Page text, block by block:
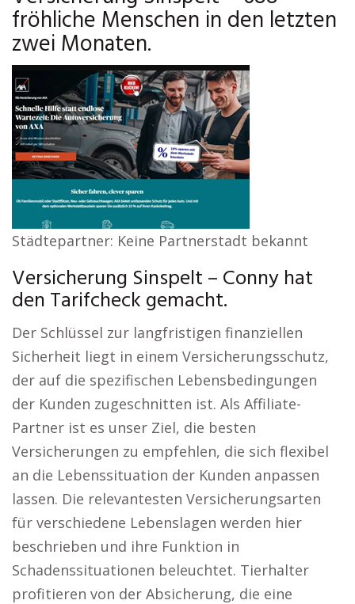
fröhliche Menschen in den letzten
zwei Monaten.
Städtepartner: Keine Partnerstadt bekannt
Versicherung Sinspelt – Conny hat
den Tarifcheck gemacht.
Der Schlüssel zur langfristigen finanziellen
Sicherheit liegt in einem Versicherungsschutz,
der auf die spezifischen Lebensbedingungen
der Kunden zugeschnitten ist. Als Affiliate-
Partner ist es unser Ziel, die besten
Versicherungen zu empfehlen, die sich flexibel
an die Lebenssituation der Kunden anpassen
lassen. Die relevantesten Versicherungsarten
für verschiedene Lebenslagen werden hier
beschrieben und ihre Funktion in
Schadenssituationen beleuchtet. Tierhalter
profitieren von der Absicherung, die eine